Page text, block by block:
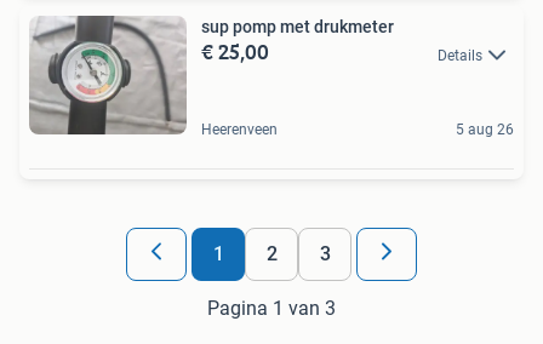
sup pomp met drukmeter
€ 25,00 Details
Heerenveen 5 aug 26
1 2 3
Pagina 1 van 3